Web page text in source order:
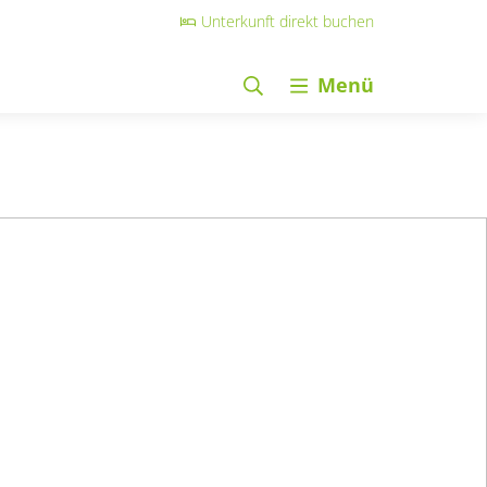
Unterkunft direkt buchen
Menü